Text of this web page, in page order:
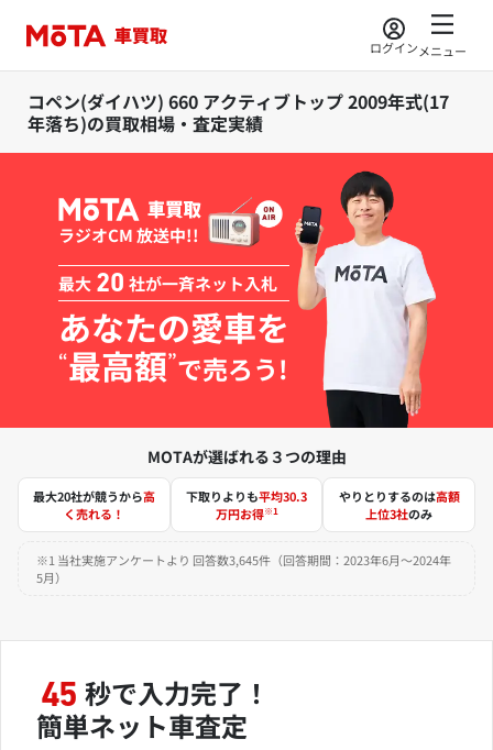
ログインメニュー
コペン(ダイハツ) 660 アクティブトップ 2009年式(17
年落ち)の買取相場・査定実績
ラジオCM 放送中!!
最大 20 社が一斉ネット入札
あなたの愛車を
“最高額”で売ろう!
MOTAが選ばれる３つの理由
最大20社が競うから高
く売れる！
下取りよりも平均30.3
万円お得※1
やりとりするのは高額
上位3社のみ
※1 当社実施アンケートより 回答数3,645件（回答期間：2023年6月～2024年
5月）
45 秒で入力完了！
簡単ネット車査定